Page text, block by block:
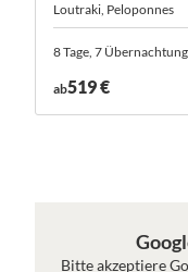
Loutraki, Peloponnes
8 Tage, 7
ab519 €
Bitte akzeptiere